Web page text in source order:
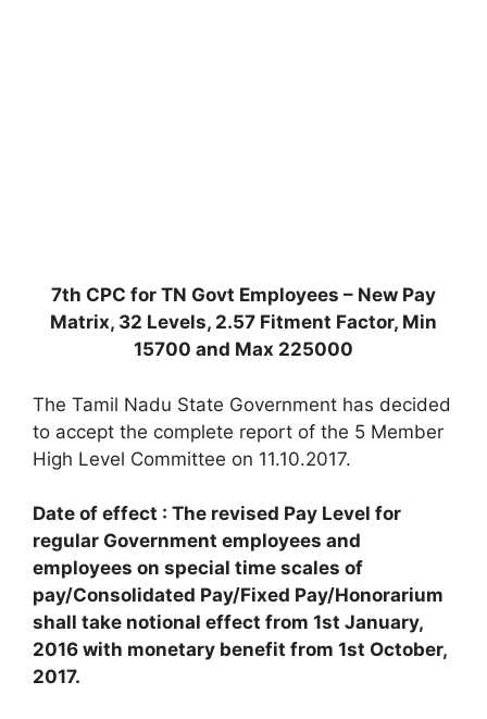
7th CPC for TN Govt Employees – New Pay
Matrix, 32 Levels, 2.57 Fitment Factor, Min
15700 and Max 225000
The Tamil Nadu State Government has decided
to accept the complete report of the 5 Member
High Level Committee on 11.10.2017.
Date of effect : The revised Pay Level for
regular Government employees and
employees on special time scales of
pay/Consolidated Pay/Fixed Pay/Honorarium
shall take notional effect from 1st January,
2016 with monetary benefit from 1st October,
2017.